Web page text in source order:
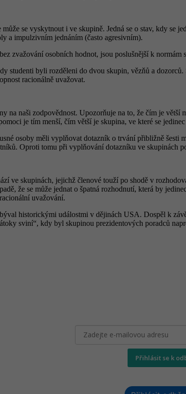
se vyskytnout i ve skupině. Jedná se o stav, kdy
a impulzivním jednáním (často agresivním).
zvažování osobních hodnot, jsou poslušnější k
studenti byli rozděleni do dvou skupin, vězňů a
racionálně uvažovat.
na naši zodpovědnost. Upozorňuje na to, že čím je
je tím menší, čím větší je skupina, ve které se
osoby měli vyplňovat dotazník o trvání přibližně
Oproti tomu při vyplňování dotazníku ve skupinách
ve skupinách, jejichž členové touží po shodě v
že se může jednat o špatná rozhodnutí, která by
uvažování.
historickými událostmi v dějinách USA. Dospěl k
sviní“, kdy byl skupinou prezidentových poradců
Přihlásit se k